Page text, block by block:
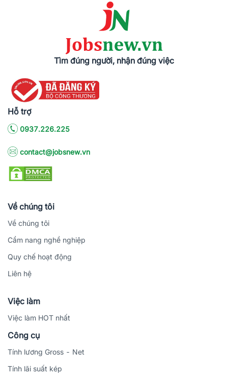
Tìm đúng người, nhận đúng việc
Hỗ trợ
0937.226.225
contact@jobsnew.vn
Về chúng tôi
Về chúng tôi
Cẩm nang nghề nghiệp
Quy chế hoạt động
Liên hệ
Việc làm
Việc làm HOT nhất
Công cụ
Tính lương Gross - Net
Tính lãi suất kép